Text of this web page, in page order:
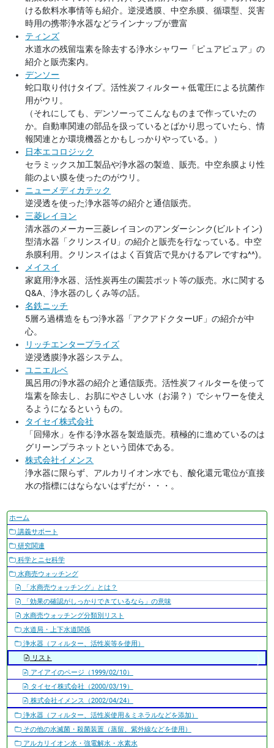
ける飲料水事情等も紹介。逆浸透膜、中空糸膜、循環型、災害
時用の携帯浄水器などラインナップが豊富
ティンズ
水道水の残留塩素を除去する浄水シャワー「ピュアピュア」の
紹介と販売案内。
デンソー
蛇口取り付けタイプ。活性炭フィルター＋低電圧による抗菌作
用がウリ。
（それにしても、デンソーってこんなものまで作っていたの
か。自動車関連の部品を扱っているとばかり思っていたら、情
報関連とか環境機器とかもしっかりやっている。）
日本エコロジック
セラミックス加工製品や浄水器の製造、販売。中空糸膜より性
能のよい膜を使ったのがウリ。
ニューメディカテック
逆浸透を使った浄水器等の紹介と通信販売。
三菱レイヨン
清水器のメーカー三菱レイヨンのアンダーシンク(ビルトイン)
型清水器「クリンスイU」の紹介と販売を行なっている。中空
糸膜利用。クリンスイはよく百貨店で見かけるアレですね^^)。
メイスイ
家庭用浄水器、活性炭再生の園芸ポット等の販売。水に関する
Q&A、浄水器のしくみ等の話。
名鉄ニッチ
5層ろ過構造をもつ浄水器「アクアドクターUF」の紹介が中
心。
リッチエンタープライズ
逆浸透膜浄水器システム。
ユニエルベ
風呂用の浄水器の紹介と通信販売。活性炭フィルターを使って
塩素を除去し、お肌にやさしい水（お湯？）でシャワーを使え
るようになるというもの。
タイセイ株式会社
「回帰水」を作る浄水器を製造販売。積極的に進めているのは
グリーンプラネットという団体である。
株式会社イメンス
浄水器に限らず、アルカリイオン水でも、酸化還元電位が直接
水の指標にはならないはずだが・・・。
ナ
ビ
ゲ
ー
シ
ョ
ン
ホーム
講義サポート
研究関連
科学とニセ科学
水商売ウォッチング
「水商売ウォッチング」とは？
「効果の確認がしっかりできているなら」の意味
水商売ウォッチング分類別リスト
水道局・上下水道関係
浄水器（フィルター、活性炭等を使用）
リスト
アイアイのページ（1999/02/10）
タイセイ株式会社（2000/03/19）
株式会社イメンス（2002/04/24）
浄水器（フィルター、活性炭使用＆ミネラルなどを添加）
その他の水滅菌・殺菌装置（蒸留、紫外線などを使用）
アルカリイオン水・強電解水・水素水